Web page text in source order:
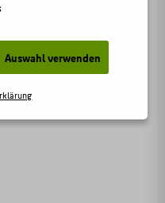
FÜR
Auswahl verwenden